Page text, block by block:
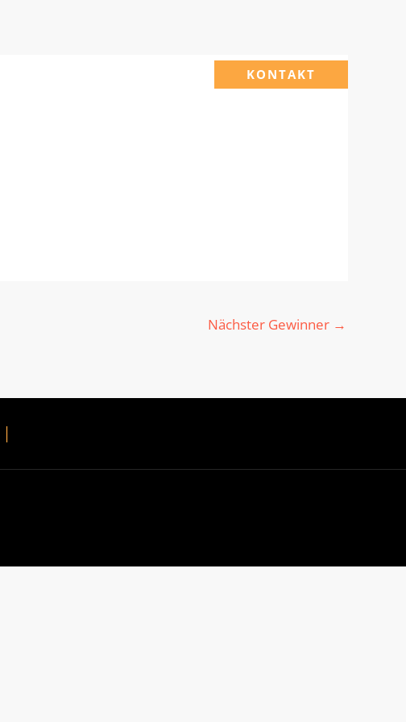
KONTAKT
Nächster Gewinner →